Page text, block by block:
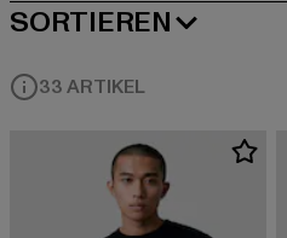
SORTIEREN
BELIEBTESTE
33 ARTIKEL